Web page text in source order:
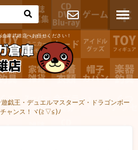
庫武雄店へお任せください！
お問い合わ
せ
王・デュエルマスターズ・ドラゴンボー
チャンス！ヾ(≧▽≦)ﾉ